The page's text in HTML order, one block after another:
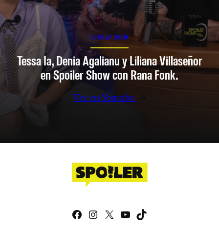
SPOILER SHOW
Tessa Ia, Denia Agalianu y Liliana Villaseñor
en Spoiler Show con Rana Fonk.
Ver en Youtube
Facebook
Instagram
X YouTube